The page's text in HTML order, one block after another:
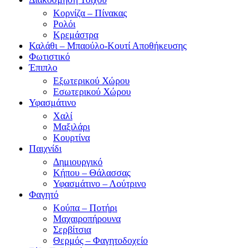
Κορνίζα – Πίνακας
Ρολόι
Κρεμάστρα
Καλάθι – Μπαούλο-Κουτί Αποθήκευσης
Φωτιστικό
Έπιπλο
Εξωτερικού Χώρου
Εσωτερικού Χώρου
Υφασμάτινο
Χαλί
Μαξιλάρι
Κουρτίνα
Παιχνίδι
Δημιουργικό
Κήπου – Θάλασσας
Υφασμάτινο – Λούτρινο
Φαγητό
Κούπα – Ποτήρι
Μαχαιροπήρουνα
Σερβίτσια
Θερμός – Φαγητοδοχείο